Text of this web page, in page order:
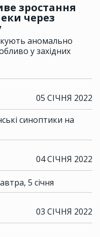
зростання
через
аномально
у західних
05 СІЧНЯ 2022
синоптики на
04 СІЧНЯ 2022
5 січня
03 СІЧНЯ 2022